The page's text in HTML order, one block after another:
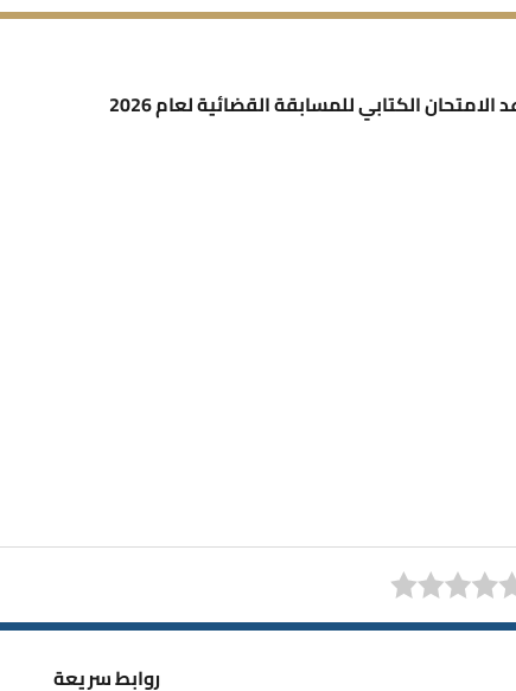
الكتابي للمسابقة القضائية لعام 2026
روابط سريعة